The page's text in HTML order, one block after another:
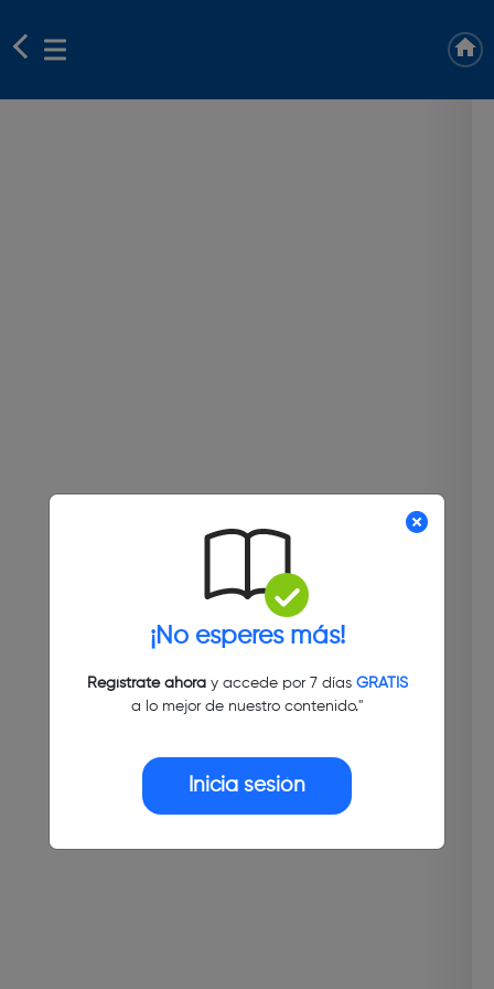
¡No esperes más!
Regístrate ahoray accede por 7 días GRATIS
a lo mejor de nuestro contenido."
Inicia sesión